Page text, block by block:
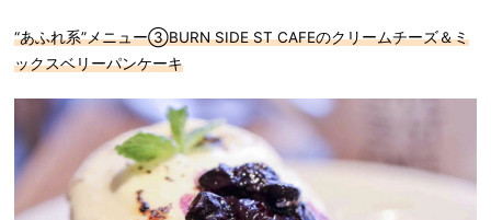
“あふれ系”メニュー③BURN SIDE ST CAFEのクリームチーズ＆ミ
ックスベリーパンケーキ